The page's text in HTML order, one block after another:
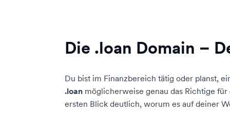
Die .loan Domain –
Du bist im Finanzbereich tätig oder planst,
.loan möglicherweise genau das Richtige
ersten Blick deutlich, worum es auf deiner